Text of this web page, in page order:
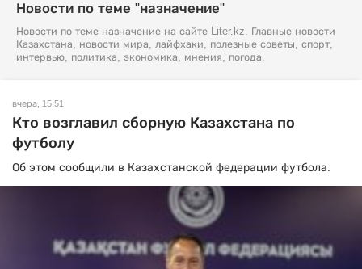
Новости по теме "назначение"
Новости по теме назначение на сайте Liter.kz. Главные новости
Казахстана, новости мира, лайфхаки, полезные советы, спорт,
интервью, политика, экономика, мнения, погода.
вчера, 15:51
Кто возглавил сборную Казахстана по
футболу
Об этом сообщили в Казахстанской федерации футбола.